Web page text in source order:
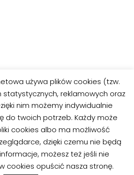
DALEJ
Blaze Mega Maszyny 3
MORINDIA
by WordPress
używa plików cookies (tzw.
reklamowych oraz
nim możemy indywidualnie
do twoich potrzeb. Każdy może
cookies albo ma możliwość
dzięki czemu nie będą
możesz też jeśli nie
cookies opuścić nasza stronę.